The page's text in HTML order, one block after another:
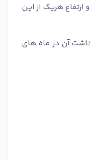
هریک از این
آن در ماه های